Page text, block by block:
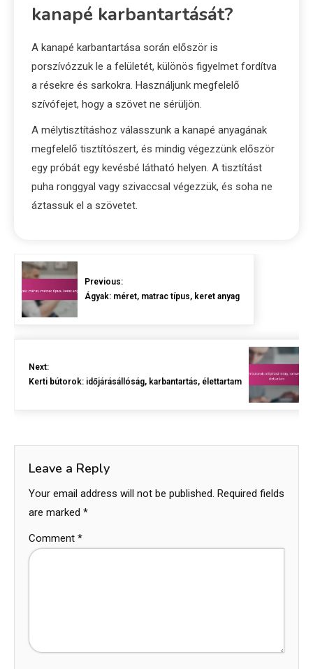
kanapé karbantartását?
A kanapé karbantartása során először is
porszívózzuk le a felületét, különös figyelmet fordítva
a résekre és sarkokra. Használjunk megfelelő
szívófejet, hogy a szövet ne sérüljön.
A mélytisztításhoz válasszunk a kanapé anyagának
megfelelő tisztítószert, és mindig végezzünk először
egy próbát egy kevésbé látható helyen. A tisztítást
puha ronggyal vagy szivaccsal végezzük, és soha ne
áztassuk el a szövetet.
Previous:
Ágyak: méret, matrac típus, keret anyag
Next:
Kerti bútorok: időjárásállóság, karbantartás, élettartam
Leave a Reply
Your email address will not be published. Required fields
are marked *
Comment *